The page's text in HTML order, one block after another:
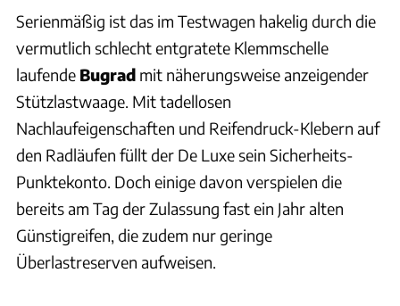
Serienmäßig ist das im Testwagen hakelig durch die
vermutlich schlecht entgratete Klemmschelle
laufende Bugrad mit näherungsweise anzeigender
Stützlastwaage. Mit tadellosen
Nachlaufeigenschaften und Reifendruck-Klebern auf
den Radläufen füllt der De Luxe sein Sicherheits-
Punktekonto. Doch einige davon verspielen die
bereits am Tag der Zulassung fast ein Jahr alten
Günstigreifen, die zudem nur geringe
Überlastreserven aufweisen.